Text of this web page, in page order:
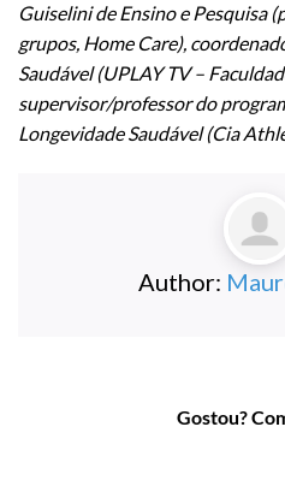
Guiselini de Ensino e Pesquisa
grupos, Home Care),
Saudável (UPLAY TV –
supervisor/professor do
Longevidade Saudável (Cia
Author:
Gostou?